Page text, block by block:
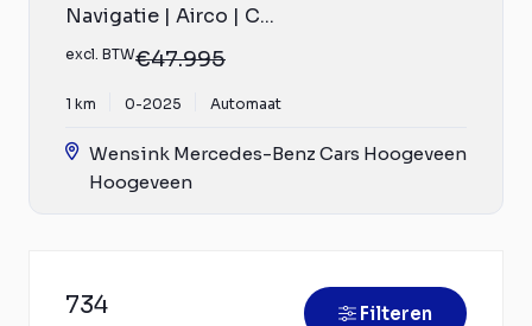
Navigatie | Airco | C...
excl. BTW€47.995
1 km 0-2025 Automaat
Wensink Mercedes-Benz Cars Hoogeveen
Hoogeveen
734
Filteren